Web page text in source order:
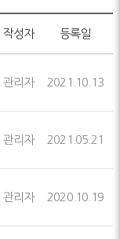
작성자 등록일
관리자 2021.10.13
관리자 2021.05.21
관리자 2020.10.19